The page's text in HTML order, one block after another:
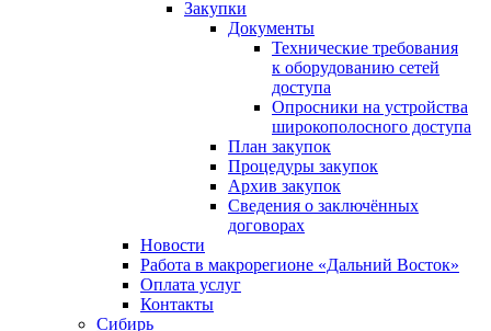
Закупки
Документы
Технические требования
к оборудованию сетей
доступа
Опросники на устройства
широкополосного доступа
План закупок
Процедуры закупок
Архив закупок
Сведения о заключённых
договорах
Новости
Работа в макрорегионе «Дальний Восток»
Оплата услуг
Контакты
Сибирь